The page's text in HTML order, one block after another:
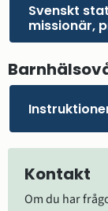
Svenskt
missionär,
Kontakt
Om du har